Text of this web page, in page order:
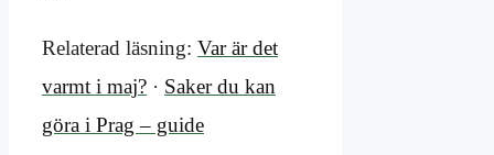
Relaterad läsning: Var är det
varmt i maj? · Saker du kan
göra i Prag – guide